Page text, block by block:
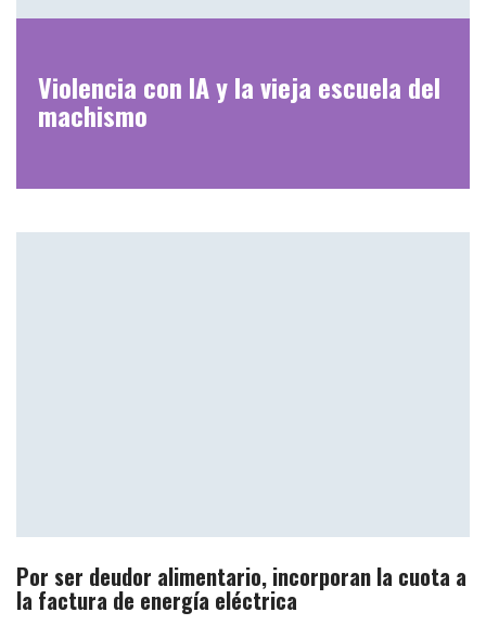
Violencia con IA y la vieja escuela del
machismo
Por ser deudor alimentario, incorporan la cuota a
la factura de energía eléctrica